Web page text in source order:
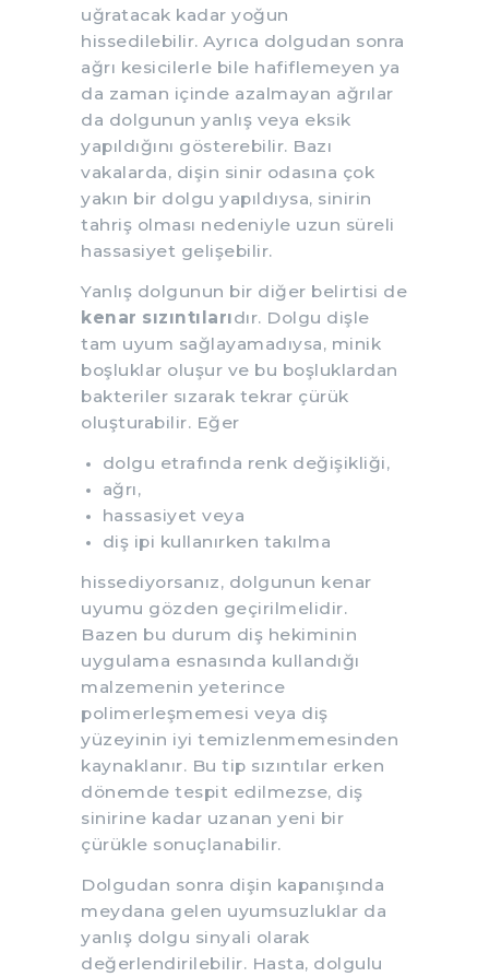
uğratacak kadar yoğun
hissedilebilir. Ayrıca dolgudan sonra
ağrı kesicilerle bile hafiflemeyen ya
da zaman içinde azalmayan ağrılar
da dolgunun yanlış veya eksik
yapıldığını gösterebilir. Bazı
vakalarda, dişin sinir odasına çok
yakın bir dolgu yapıldıysa, sinirin
tahriş olması nedeniyle uzun süreli
hassasiyet gelişebilir.
Yanlış dolgunun bir diğer belirtisi de
kenar sızıntılarıdır. Dolgu dişle
tam uyum sağlayamadıysa, minik
boşluklar oluşur ve bu boşluklardan
bakteriler sızarak tekrar çürük
oluşturabilir. Eğer
dolgu etrafında renk değişikliği,
ağrı,
hassasiyet veya
diş ipi kullanırken takılma
hissediyorsanız, dolgunun kenar
uyumu gözden geçirilmelidir.
Bazen bu durum diş hekiminin
uygulama esnasında kullandığı
malzemenin yeterince
polimerleşmemesi veya diş
yüzeyinin iyi temizlenmemesinden
kaynaklanır. Bu tip sızıntılar erken
dönemde tespit edilmezse, diş
sinirine kadar uzanan yeni bir
çürükle sonuçlanabilir.
Dolgudan sonra dişin kapanışında
meydana gelen uyumsuzluklar da
yanlış dolgu sinyali olarak
değerlendirilebilir. Hasta, dolgulu